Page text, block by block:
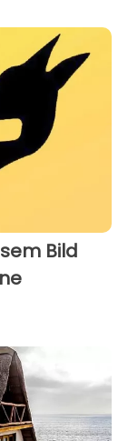
Bild